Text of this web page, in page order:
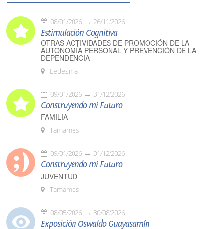
08/01/2026 26/11/2026
Estimulación Cognitiva
OTRAS ACTIVIDADES DE PROMOCIÓN DE LA
AUTONOMÍA PERSONAL Y PREVENCIÓN DE LA
DEPENDENCIA
Ledesma
09/01/2026 31/12/2026
Construyendo mi Futuro
FAMILIA
Tamames
09/01/2026 31/12/2026
Construyendo mi Futuro
JUVENTUD
Tamames
08/05/2026 30/08/2026
Exposición Oswaldo Guayasamín